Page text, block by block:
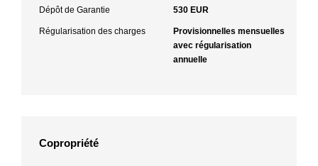
Dépôt de Garantie 530 EUR
Régularisation des charges
Provisionnelles mensuelles
avec régularisation
annuelle
Copropriété